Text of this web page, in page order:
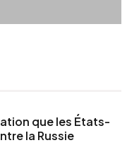
que les États-
la Russie